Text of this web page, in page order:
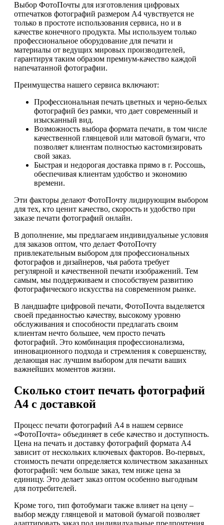
Выбор ФотоПочты для изготовления цифровых
отпечатков фотографий размером А4 чувствуется не
только в простоте использования сервиса, но и в
качестве конечного продукта. Мы используем только
профессиональное оборудование для печати и
материалы от ведущих мировых производителей,
гарантируя таким образом премиум-качество каждой
напечатанной фотографии.
Преимущества нашего сервиса включают:
Профессиональная печать цветных и черно-белых
фотографий без рамки, что дает современный и
изысканный вид.
Возможность выбора формата печати, в том числе
качественной глянцевой или матовой бумаги, что
позволяет клиентам полностью кастомизировать
свой заказ.
Быстрая и недорогая доставка прямо в г. Россошь,
обеспечивая клиентам удобство и экономию
времени.
Эти факторы делают ФотоПочту лидирующим выбором
для тех, кто ценит качество, скорость и удобство при
заказе печати фотографий онлайн.
В дополнение, мы предлагаем индивидуальные условия
для заказов оптом, что делает ФотоПочту
привлекательным выбором для профессиональных
фотографов и дизайнеров, чья работа требует
регулярной и качественной печати изображений. Тем
самым, мы поддерживаем и способствуем развитию
фотографического искусства на современном рынке.
В ландшафте цифровой печати, ФотоПочта выделяется
своей преданностью качеству, высокому уровню
обслуживания и способности предлагать своим
клиентам нечто большее, чем просто печать
фотографий. Это комбинация профессионализма,
инновационного подхода и стремления к совершенству,
делающая нас лучшим выбором для печати ваших
важнейших моментов жизни.
Сколько стоит печать фотографий
А4 с доставкой
Процесс печати фотографий А4 в нашем сервисе
«ФотоПочта» объединяет в себе качество и доступность.
Цена на печать и доставку фотографий формата А4
зависит от нескольких ключевых факторов. Во-первых,
стоимость печати определяется количеством заказанных
фотографий: чем больше заказ, тем ниже цена за
единицу. Это делает заказ оптом особенно выгодным
для потребителей.
Кроме того, тип фотобумаги также влияет на цену –
выбор между глянцевой и матовой бумагой позволяет
адаптировать заказ под индивидуальные предпочтения.